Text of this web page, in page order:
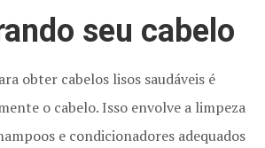
seu cabelo
obter cabelos lisos saudáveis é
o cabelo. Isso envolve a limpeza
e condicionadores adequados